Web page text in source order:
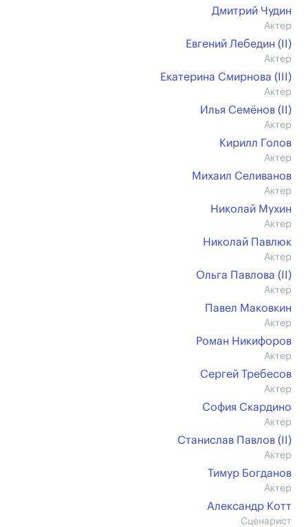
Дмитрий Чудин
Актер
Евгений Лебедин (II)
Актер
Екатерина Смирнова (III)
Актер
Илья Семёнов (II)
Актер
Кирилл Голов
Актер
Михаил Селиванов
Актер
Николай Мухин
Актер
Николай Павлюк
Актер
Ольга Павлова (II)
Актер
Павел Маковкин
Актер
Роман Никифоров
Актер
Сергей Требесов
Актер
София Скардино
Актер
Станислав Павлов (II)
Актер
Тимур Богданов
Актер
Александр Котт
Сценарист